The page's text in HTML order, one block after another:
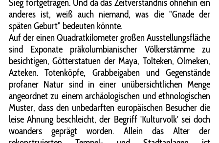
Sieg fortgetragen. Und da das Zeitverständnis ohnehin ein
anderes ist, weiß auch niemand, was die "Gnade der
späten Geburt" bedeuten könnte.
Auf der einen Quadratkilometer großen Ausstellungsfläche
sind Exponate präkolumbianischer Völkerstämme zu
besichtigen, Götterstatuen der Maya, Tolteken, Olmeken,
Azteken. Totenköpfe, Grabbeigaben und Gegenstände
profaner Natur sind in einer unübersichtlichen Menge
angeordnet zu einem archäologischen und ethnologischen
Muster, dass den unbedarften europäischen Besucher die
leise Ahnung beschleicht, der Begriff 'Kulturvolk' sei doch
woanders geprägt worden. Allein das Alter der